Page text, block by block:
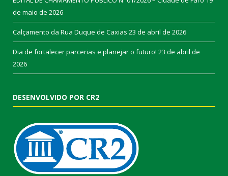
de maio de 2026
Calçamento da Rua Duque de Caxias 23 de abril de 2026
Dia de fortalecer parcerias e planejar o futuro! 23 de abril de
2026
DESENVOLVIDO POR CR2